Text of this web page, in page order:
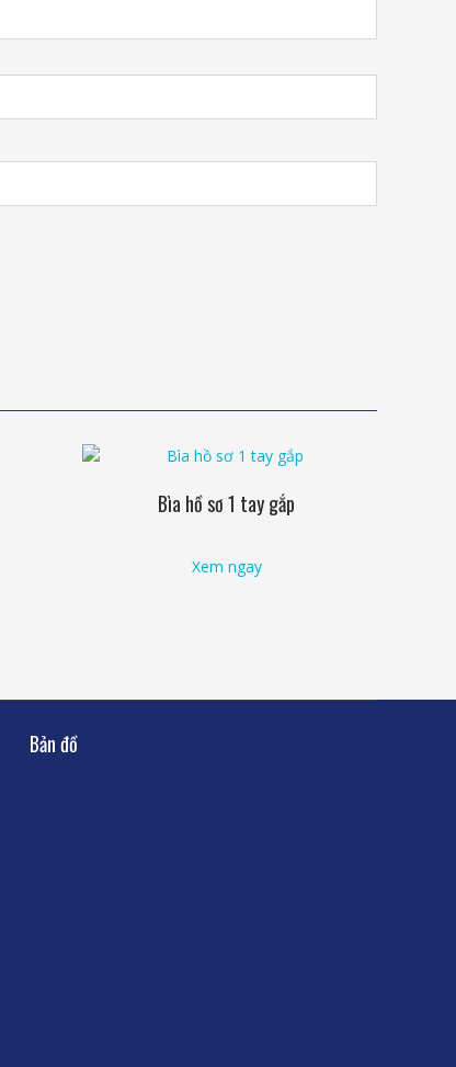
Bìa hồ sơ 1 tay gắp
Xem ngay
Bản đồ